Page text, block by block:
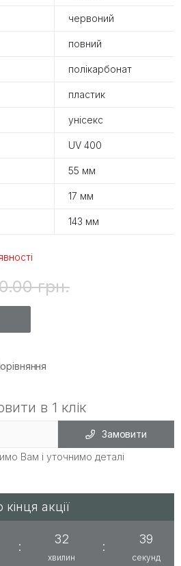
червоний
повний
полікарбонат
пластик
унісекс
UV 400
55 мм
17 мм
143 мм
грн.
в 1 клік
Замовити
Вам і уточнимо деталі
кінця акції
:
32
хвилин
:
39
секунд